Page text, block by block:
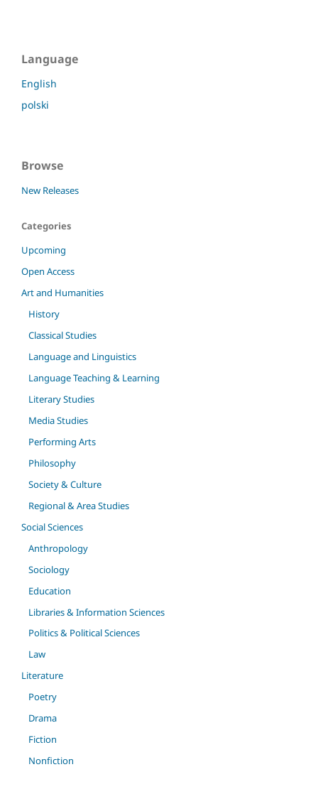
Language
English
polski
Browse
New Releases
Categories
Upcoming
Open Access
Art and Humanities
History
Classical Studies
Language and Linguistics
Language Teaching & Learning
Literary Studies
Media Studies
Performing Arts
Philosophy
Society & Culture
Regional & Area Studies
Social Sciences
Anthropology
Sociology
Education
Libraries & Information Sciences
Politics & Political Sciences
Law
Literature
Poetry
Drama
Fiction
Nonfiction